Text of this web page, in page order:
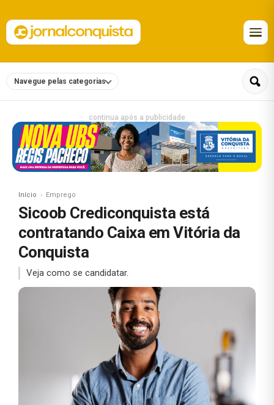
Navegue pelas categorias
continua após a publicidade
Início Emprego
Sicoob Crediconquista está
contratando Caixa em Vitória da
Conquista
Veja como se candidatar.